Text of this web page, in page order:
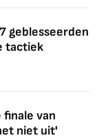
geblesseerden
tactiek
finale van
niet uit'